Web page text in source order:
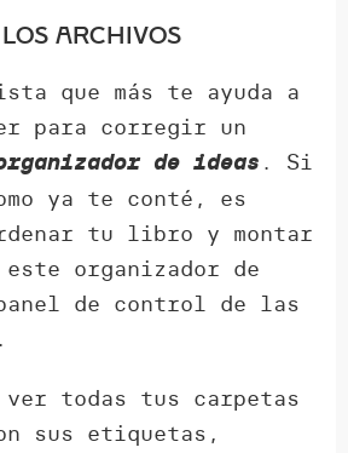
los archivos
que más te ayuda a
para corregir un
de ideas . Si
ya te conté, es
tu libro y montar
organizador de
de control de las
ver todas tus carpetas
sus etiquetas,